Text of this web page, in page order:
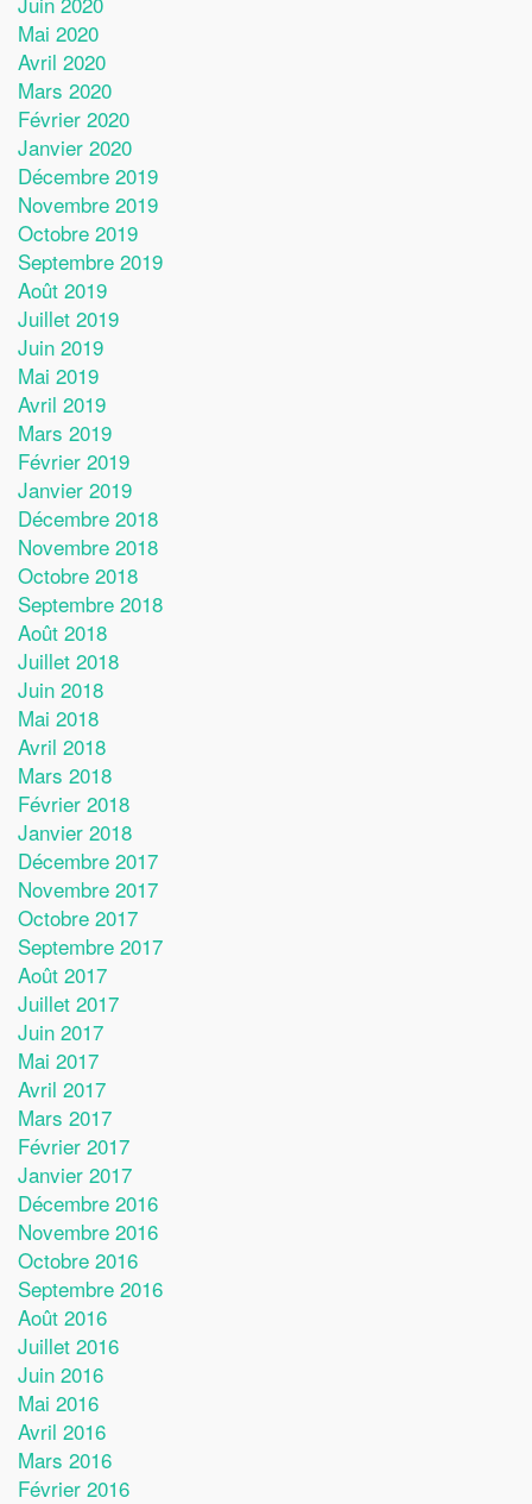
Mai 2020
Avril 2020
Mars 2020
Février 2020
Janvier 2020
Décembre 2019
Novembre 2019
Octobre 2019
Septembre 2019
Août 2019
Juillet 2019
Juin 2019
Mai 2019
Avril 2019
Mars 2019
Février 2019
Janvier 2019
Décembre 2018
Novembre 2018
Octobre 2018
Septembre 2018
Août 2018
Juillet 2018
Juin 2018
Mai 2018
Avril 2018
Mars 2018
Février 2018
Janvier 2018
Décembre 2017
Novembre 2017
Octobre 2017
Septembre 2017
Août 2017
Juillet 2017
Juin 2017
Mai 2017
Avril 2017
Mars 2017
Février 2017
Janvier 2017
Décembre 2016
Novembre 2016
Octobre 2016
Septembre 2016
Août 2016
Juillet 2016
Juin 2016
Mai 2016
Avril 2016
Mars 2016
Février 2016